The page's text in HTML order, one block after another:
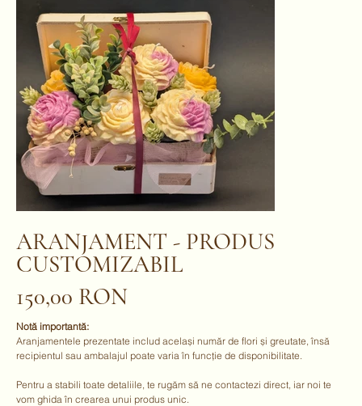
ARANJAMENT - PRODUS
CUSTOMIZABIL
150,00 RON
Notă importantă:
Aranjamentele prezentate includ același număr de flori și greutate, însă
recipientul sau ambalajul poate varia în funcție de disponibilitate.
Pentru a stabili toate detaliile, te rugăm să ne contactezi direct, iar noi te
vom ghida în crearea unui produs unic.